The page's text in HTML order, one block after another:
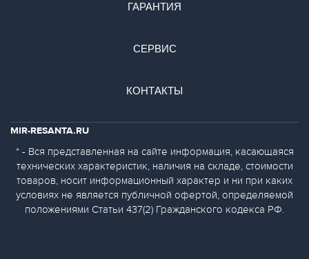
ГАРАНТИЯ
СЕРВИС
КОНТАКТЫ
MIR-RESANTA.RU
* - Вся представленная на сайте информация, касающаяся
технических характеристик, наличия на складе, стоимости
товаров, носит информационный характер и ни при каких
условиях не является публичной офертой, определяемой
положениями Статьи 437(2) Гражданского кодекса РФ.